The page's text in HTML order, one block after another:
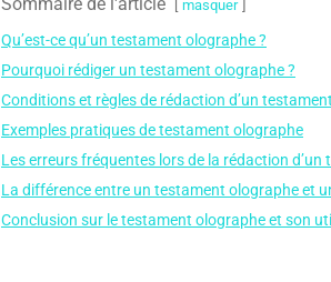
masquer
Qu’est-ce qu’un testament olographe ?
Pourquoi rédiger un testament olographe ?
Conditions et règles de rédaction d’un
Exemples pratiques de testament olographe
Les erreurs fréquentes lors de la rédaction d’un
La différence entre un testament olographe et
Conclusion sur le testament olographe et son